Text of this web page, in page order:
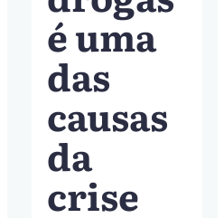
é uma
das
causas
da
crise